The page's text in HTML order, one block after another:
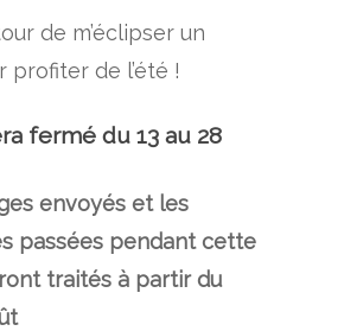
de m’éclipser un
profiter de l’été !
fermé du 13 au 28
envoyés et les
passées pendant cette
traités à partir du